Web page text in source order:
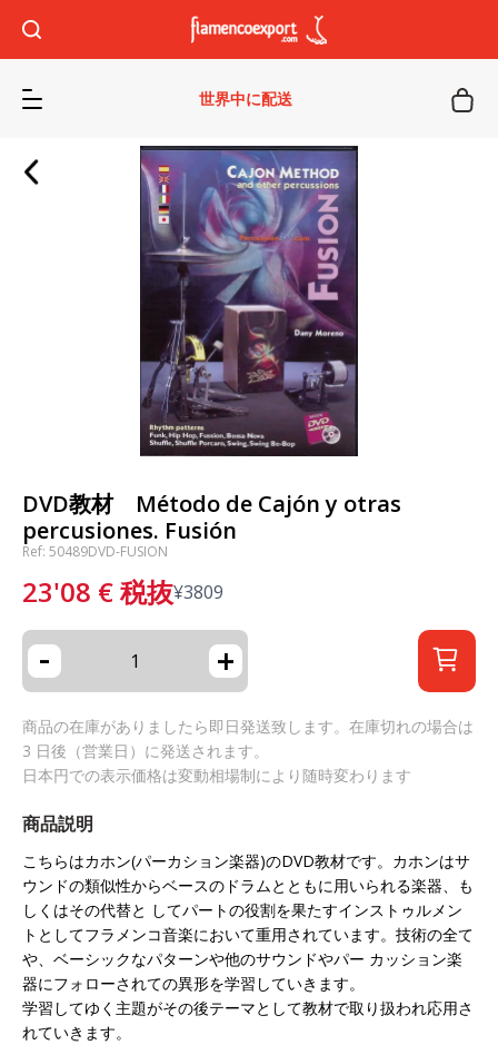
世界中に配送
DVD教材 Método de Cajón y otras
percusiones. Fusión
Ref: 50489DVD-FUSION
23'08 €税抜¥3809
- +
商品の在庫がありましたら即日発送致します。在庫切れの場合は
3 日後（営業日）に発送されます。
日本円での表示価格は変動相場制により随時変わります
商品説明
こちらはカホン(パーカション楽器)のDVD教材です。カホンはサ
ウンドの類似性からベースのドラムとともに用いられる楽器、も
しくはその代替と してパートの役割を果たすインストゥルメン
トとしてフラメンコ音楽において重用されています。技術の全て
や、ベーシックなパターンや他のサウンドやパー カッション楽
器にフォローされての異形を学習していきます。
学習してゆく主題がその後テーマとして教材で取り扱われ応用さ
れていきます。